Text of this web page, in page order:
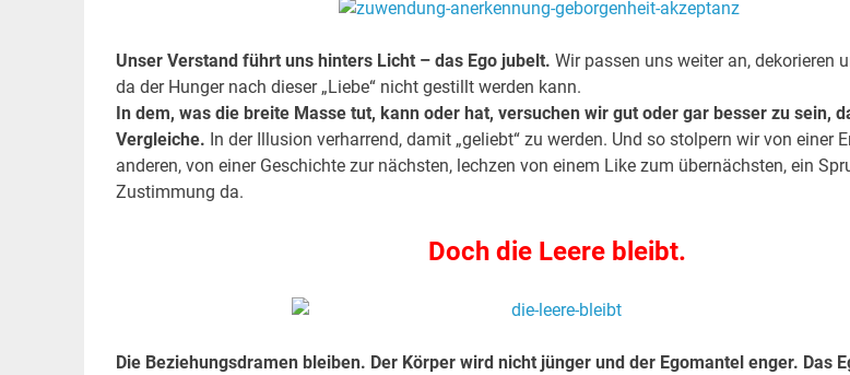
Unser Verstand führt uns hinters Licht – das Ego jubelt. Wir passen uns weiter an, dekorieren
da der Hunger nach dieser „Liebe“ nicht gestillt werden kann.
In dem, was die breite Masse tut, kann oder hat, versuchen wir gut oder gar besser zu sein,
Vergleiche. In der Illusion verharrend, damit „geliebt“ zu werden. Und so stolpern wir von einer
anderen, von einer Geschichte zur nächsten, lechzen von einem Like zum übernächsten, ein
Zustimmung da.
Doch die Leere bleibt.
Die Beziehungsdramen bleiben. Der Körper wird nicht jünger und der Egomantel enger. Das